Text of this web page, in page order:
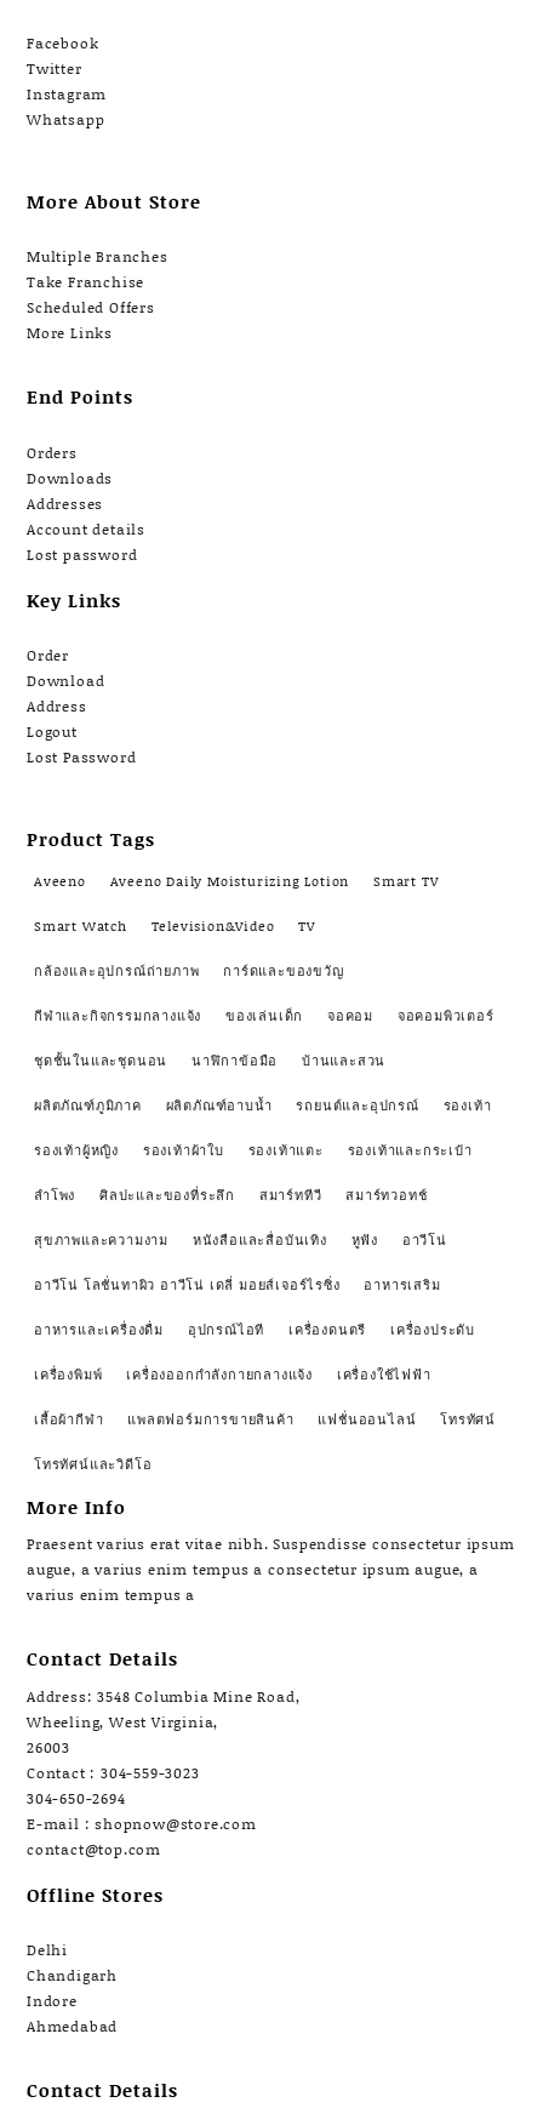
Facebook
Twitter
Instagram
Whatsapp
More About Store
Multiple Branches
Take Franchise
Scheduled Offers
More Links
End Points
Orders
Downloads
Addresses
Account details
Lost password
Key Links
Order
Download
Address
Logout
Lost Password
Product Tags
Aveeno Aveeno Daily Moisturizing Lotion Smart TV
Smart Watch Television&Video TV
กล้องและอุปกรณ์ถ่ายภาพ การ์ดและของขวัญ
กีฬาและกิจกรรมกลางแจ้ง ของเล่นเด็ก จอคอม จอคอมพิวเตอร์
ชุดชั้นในและชุดนอน นาฬิกาข้อมือ บ้านและสวน
ผลิตภัณฑ์ภูมิภาค ผลิตภัณฑ์อาบน้ำ รถยนต์และอุปกรณ์ รองเท้า
รองเท้าผู้หญิง รองเท้าผ้าใบ รองเท้าแตะ รองเท้าและกระเป๋า
ลำโพง ศิลปะและของที่ระลึก สมาร์ททีวี สมาร์ทวอทช์
สุขภาพและความงาม หนังสือและสื่อบันเทิง หูฟัง อาวีโน่
อาวีโน่ โลชั่นทาผิว อาวีโน่ เดลี่ มอยส์เจอร์ไรซิ่ง อาหารเสริม
อาหารและเครื่องดื่ม อุปกรณ์ไอที เครื่องดนตรี เครื่องประดับ
เครื่องพิมพ์ เครื่องออกกำลังกายกลางแจ้ง เครื่องใช้ไฟฟ้า
เสื้อผ้ากีฬา แพลตฟอร์มการขายสินค้า แฟชั่นออนไลน์ โทรทัศน์
โทรทัศน์และวิดีโอ
More Info
Praesent varius erat vitae nibh. Suspendisse consectetur ipsum
augue, a varius enim tempus a consectetur ipsum augue, a
varius enim tempus a
Contact Details
Address: 3548 Columbia Mine Road,
Wheeling, West Virginia,
26003
Contact : 304-559-3023
304-650-2694
E-mail : shopnow@store.com
contact@top.com
Offline Stores
Delhi
Chandigarh
Indore
Ahmedabad
Contact Details